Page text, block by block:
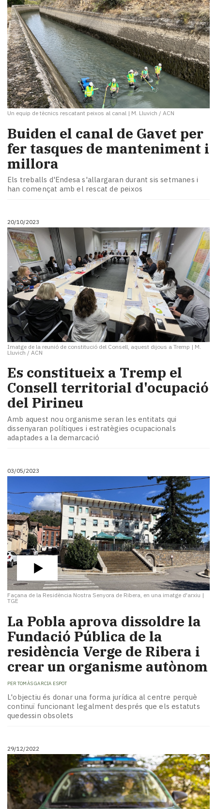
Un equip de tècnics rescatant peixos al canal | M. Lluvich / ACN
Buiden el canal de Gavet per
fer tasques de manteniment i
millora
Els treballs d'Endesa s'allargaran durant sis setmanes i
han començat amb el rescat de peixos
20/10/2023
Imatge de la reunió de constitució del Consell, aquest dijous a Tremp | M.
Lluvich / ACN
Es constitueix a Tremp el
Consell territorial d'ocupació
del Pirineu
Amb aquest nou organisme seran les entitats qui
dissenyaran polítiques i estratègies ocupacionals
adaptades a la demarcació
03/05/2023
Façana de la Residència Nostra Senyora de Ribera, en una imatge d'arxiu |
TGE
La Pobla aprova dissoldre la
Fundació Pública de la
residència Verge de Ribera i
crear un organisme autònom
PER TOMÀS GARCIA ESPOT
L'objectiu és donar una forma jurídica al centre perquè
continuï funcionant legalment després que els estatuts
quedessin obsolets
29/12/2022